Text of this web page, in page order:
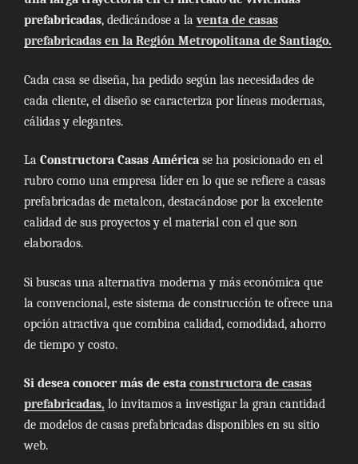
prefabricadas, dedicándose a laventa de casas
prefabricadas en la Región Metropolitana de Santiago.
Cada casa se diseña, ha pedido según las necesidades de
cada cliente, el diseño se caracteriza por líneas modernas,
cálidas y elegantes.
La Constructora Casas América se ha posicionado en el
rubro como una empresa líder en lo que se refiere a casas
prefabricadas de metalcon, destacándose por la excelente
calidad de sus proyectos y el material con el que son
elaborados.
Si buscas una alternativa moderna y más económica que
la convencional, este sistema de construcción te ofrece una
opción atractiva que combina calidad, comodidad, ahorro
de tiempo y costo.
Si desea conocer más de esta constructora de casas
prefabricadas, lo invitamos a investigar la gran cantidad
de modelos de casas prefabricadas disponibles en su sitio
web.